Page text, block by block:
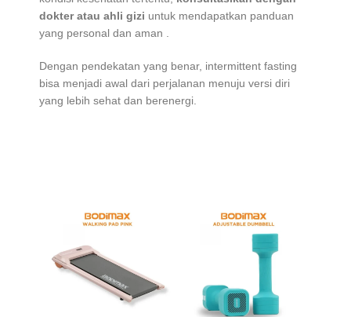
dokter atau ahli gizi untuk mendapatkan panduan
yang personal dan aman
Dengan pendekatan yang benar, intermittent fasting
bisa menjadi awal dari perjalanan menuju versi diri
yang lebih sehat dan berenergi.